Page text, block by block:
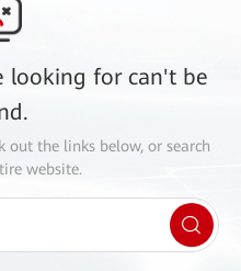
looking for can't be
out the links below, or search
website.